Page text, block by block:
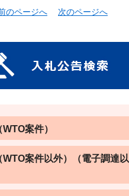
のページへ 次のページへ
案件）
WTO案件以外）（電子調達以